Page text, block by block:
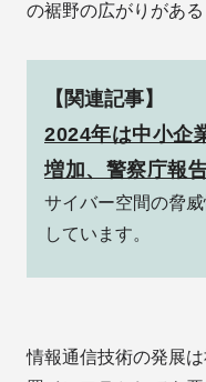
の裾野の広がりがあ
【関連記事】
2024年は中小企
増加、警察庁報
サイバー空間の脅
しています。
情報通信技術の発展